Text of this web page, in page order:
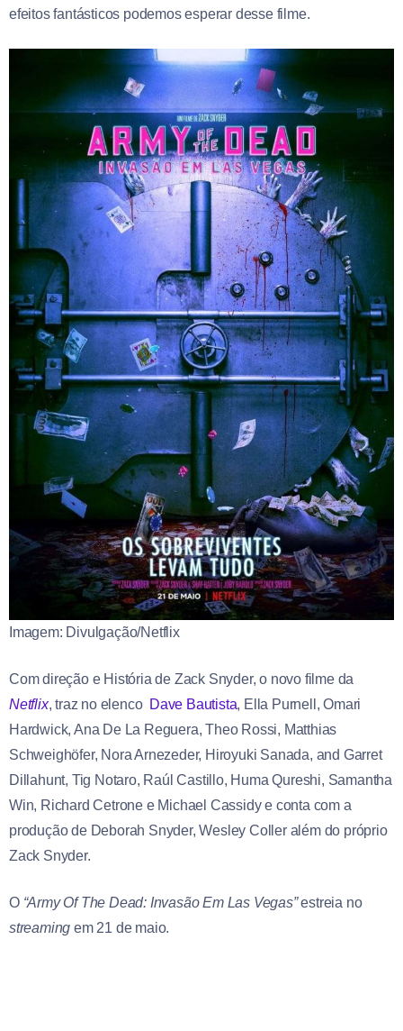
efeitos fantásticos podemos esperar desse filme.
Imagem: Divulgação/Netflix
Com direção e História de Zack Snyder, o novo filme da
Netflix, traz no elenco Dave Bautista, Ella Purnell, Omari
Hardwick, Ana De La Reguera, Theo Rossi, Matthias
Schweighöfer, Nora Arnezeder, Hiroyuki Sanada, and Garret
Dillahunt, Tig Notaro, Raúl Castillo, Huma Qureshi, Samantha
Win, Richard Cetrone e Michael Cassidy e conta com a
produção de Deborah Snyder, Wesley Coller além do próprio
Zack Snyder.
O “Army Of The Dead: Invasão Em Las Vegas”estreia no
streaming em 21 de maio.